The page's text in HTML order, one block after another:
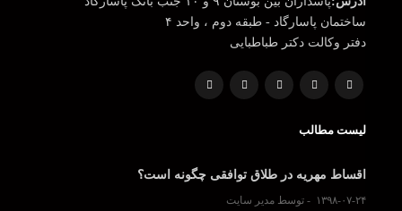
ساختمان پاسارگاد - طبقه دوم ، واحد ۴
دفتر وکالت دکتر طباطبایی
لیست مطالب
اقساط مهریه در طلاق توافقی چگونه است؟
۱۳۹۸-۰۷-۲۴ توسط مدیر سایت